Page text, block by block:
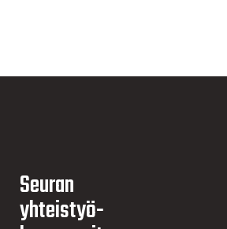
Seuran
yhteistyö­